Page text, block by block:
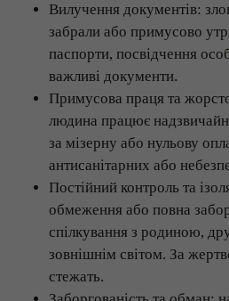
Вилучення документів:
забрали або примусово
паспорти, посвідчення
важливі документи.
Примусова праця та
людина працює
за мізерну або нульову
антисанітарних або
Постійний контроль та
обмеження або повна
спілкування з родиною,
зовнішнім світом. За
стежать.